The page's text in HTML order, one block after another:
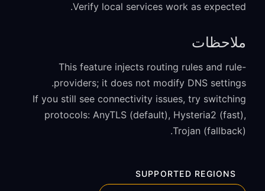
Verify local services work as expected.
ملاحظات
This feature injects routing rules and rule-
providers; it does not modify DNS settings.
If you still see connectivity issues, try switching
protocols: AnyTLS (default), Hysteria2 (fast),
Trojan (fallback).
SUPPORTED REGIONS